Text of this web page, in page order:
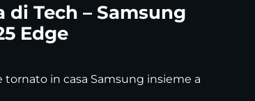
di Tech – Samsung
Edge
tornato in casa Samsung insieme a